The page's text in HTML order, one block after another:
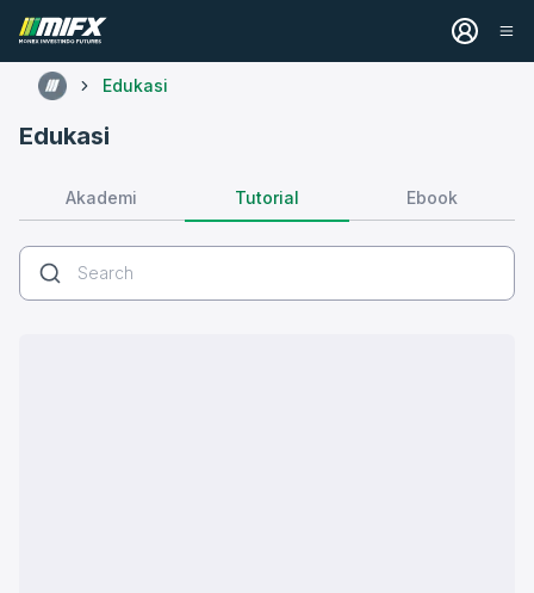
Edukasi
Edukasi
Akademi Tutorial Ebook